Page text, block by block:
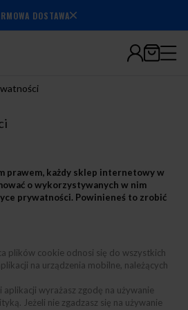
płatności
DOSTAWA
prawem, każdy sklep internetowy w
o wykorzystywanych w nim
prywatności. Powinieneś to zrobić
plików cookie odnosi się do wszystkich
na urządzenia mobilne, należących
wyrażasz zgodę na używanie
Jeżeli nie zgadzasz się na używanie